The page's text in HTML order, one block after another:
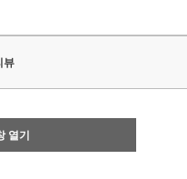
열기